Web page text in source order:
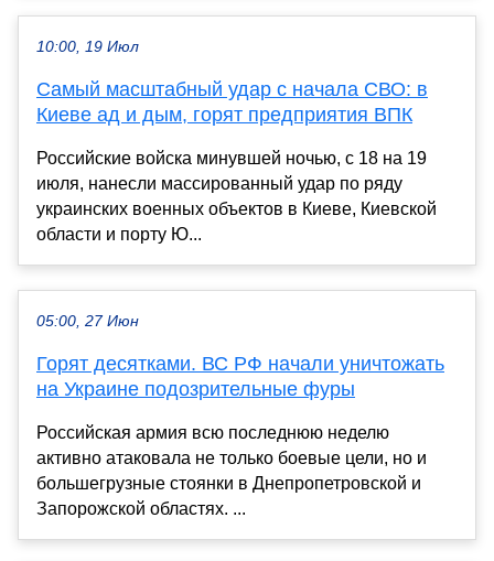
10:00, 19 Июл
Самый масштабный удар с начала СВО: в
Киеве ад и дым, горят предприятия ВПК
Российские войска минувшей ночью, с 18 на 19
июля, нанесли массированный удар по ряду
украинских военных объектов в Киеве, Киевской
области и порту Ю...
05:00, 27 Июн
Горят десятками. ВС РФ начали уничтожать
на Украине подозрительные фуры
Российская армия всю последнюю неделю
активно атаковала не только боевые цели, но и
большегрузные стоянки в Днепропетровской и
Запорожской областях. ...